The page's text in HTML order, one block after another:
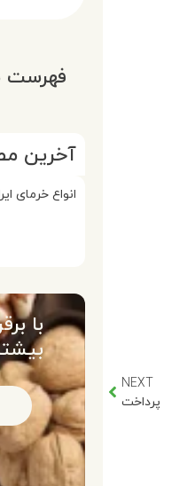
فهرست
آخرین
انواع خرمای
با
NEXT
پرداخت